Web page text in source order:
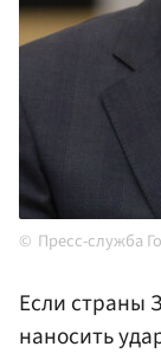
Пресс-служба
Если страны
наносить